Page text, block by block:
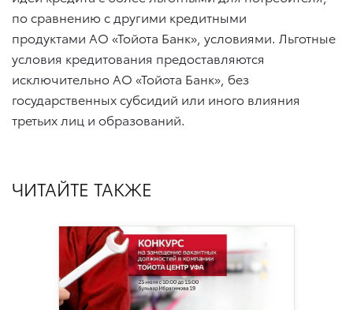
по сравнению с другими кредитными
продуктами АО «Тойота Банк», условиями. Льготные
условия кредитования предоставляются
исключительно АО «Тойота Банк», без
государственных субсидий или иного влияния
третьих лиц и образований.
ЧИТАЙТЕ ТАКЖЕ